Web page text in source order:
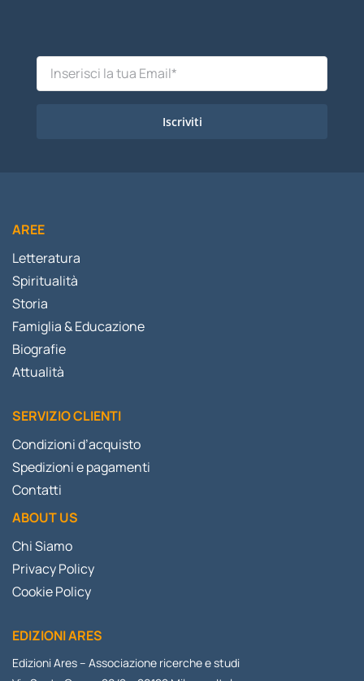
Iscriviti
AREE
Letteratura
Spiritualità
Storia
Famiglia & Educazione
Biografie
Attualità
SERVIZIO CLIENTI
Condizioni d’acquisto
Spedizioni e pagamenti
Contatti
ABOUT US
Chi Siamo
Privacy Policy
Cookie Policy
EDIZIONI ARES
Edizioni Ares – Associazione ricerche e studi